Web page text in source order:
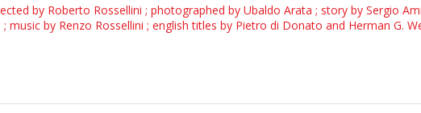
by Roberto Rossellini ; photographed by Ubaldo Arata ; story by Sergio
; music by Renzo Rossellini ; english titles by Pietro di Donato and Herman G.